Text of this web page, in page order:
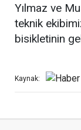
Yılmaz ve
teknik
bisikletinin
Kaynak: